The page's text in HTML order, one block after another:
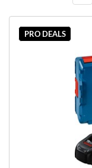
PRO DEALS